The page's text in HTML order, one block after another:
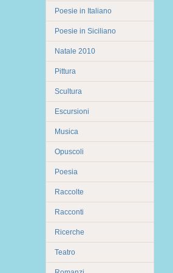
Poesie in Italiano
Poesie in Siciliano
Natale 2010
Pittura
Scultura
Escursioni
Musica
Opuscoli
Poesia
Raccolte
Racconti
Ricerche
Teatro